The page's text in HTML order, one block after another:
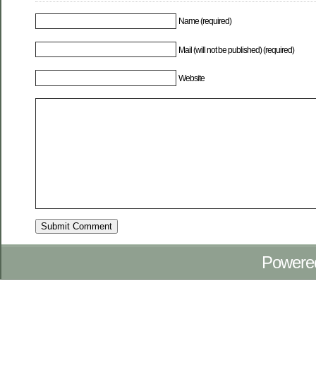
Name (required)
Mail (will not be published) (required)
Website